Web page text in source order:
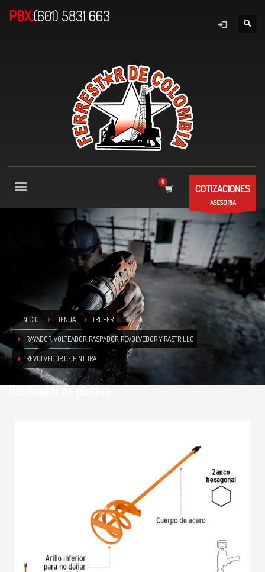
PBX:(601) 5831 663
COTIZACIONES
ASESORIA
INICIO TIENDA TRUPER
RAYADOR, VOLTEADOR. RASPADOR, REVOLVEDOR Y RASTRILLO
REVOLVEDOR DE PINTURA
Revolvedor de pintura